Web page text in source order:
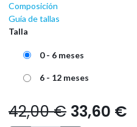
Composición
Guía de tallas
Talla
0 - 6 meses
6 - 12 meses
42,00€ 33,60 €